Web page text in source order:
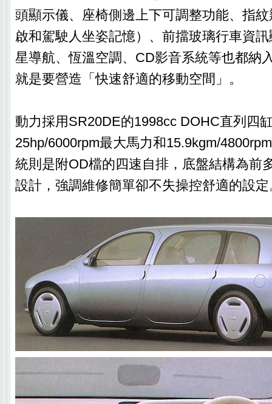
頭顯示儀、座椅側邊上下可調整功能、指
啟和駕駛人坐姿記憶）、前擋玻璃行車資
星導航、恆溫空調、CD影音系統等也都納
就是要營造「快速舒適的移動空間」。
動力採用SR20DE的1998cc DOHC直列四
25hp/6000rpm最大馬力和15.9kgm/
統則是附OD檔的四速自排，底盤結構為前
設計，強調維修簡單卻不失操控舒適的設定